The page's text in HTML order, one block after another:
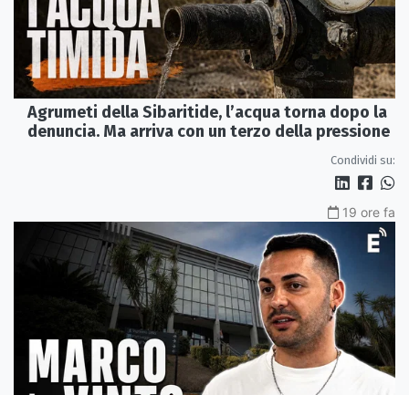
Agrumeti della Sibaritide, l’acqua torna dopo la
denuncia. Ma arriva con un terzo della pressione
Condividi su:
19 ore fa